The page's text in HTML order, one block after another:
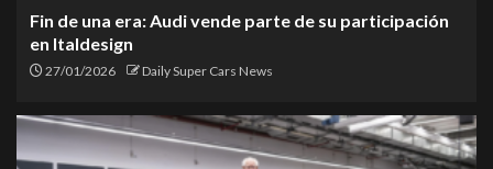
Fin de una era: Audi vende parte de su participación
en Italdesign
27/01/2026 Daily Super Cars News